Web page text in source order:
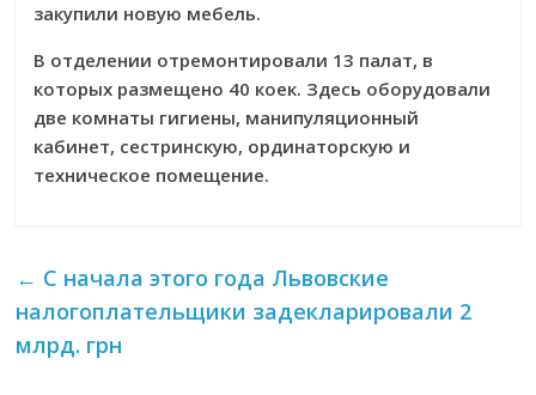
закупили новую мебель.
В отделении отремонтировали 13 палат, в
которых размещено 40 коек. Здесь оборудовали
две комнаты гигиены, манипуляционный
кабинет, сестринскую, ординаторскую и
техническое помещение.
← С начала этого года Львовские
налогоплательщики задекларировали 2
млрд. грн